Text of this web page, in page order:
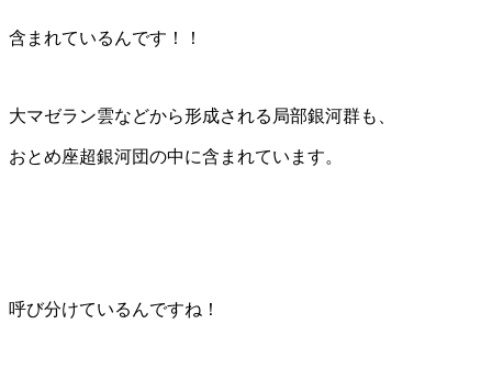
含まれているんです！！
大マゼラン雲などから形成される局部銀河群も、
おとめ座超銀河団の中に含まれています。
呼び分けているんですね！